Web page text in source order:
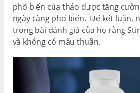
phổ biến của thảo dược tăng
ngày càng phổ biến.. Để kết luận,
trong bài đánh giá của họ rằng
và không có mâu thuẫn.